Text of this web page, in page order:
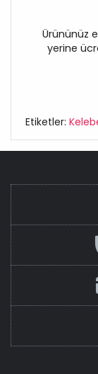
Ürününüz
yerine
Etiketler: